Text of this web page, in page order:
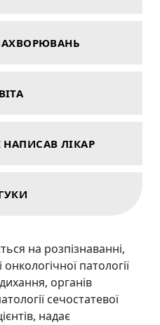
НАПИСАВ ЛІКАР
на розпізнаванні,
патології
органів
сечостатевої
надає